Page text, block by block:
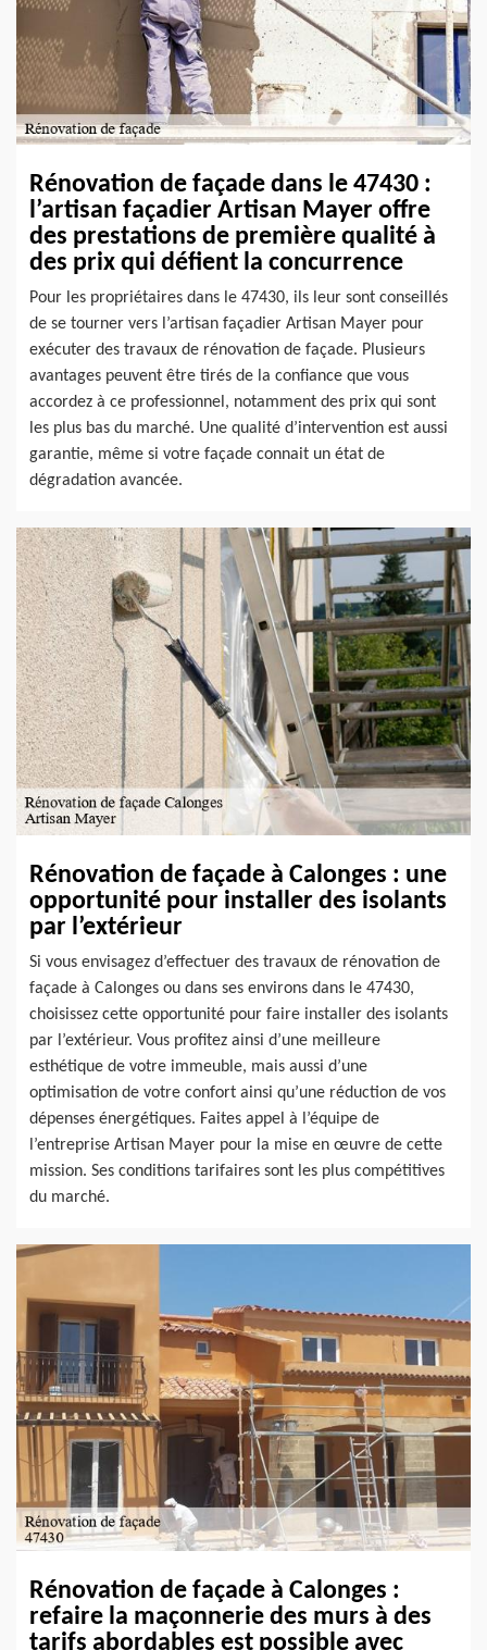
Rénovation de façade dans le 47430 :
l’artisan façadier Artisan Mayer offre
des prestations de première qualité à
des prix qui défient la concurrence
Pour les propriétaires dans le 47430, ils leur sont conseillés
de se tourner vers l’artisan façadier Artisan Mayer pour
exécuter des travaux de rénovation de façade. Plusieurs
avantages peuvent être tirés de la confiance que vous
accordez à ce professionnel, notamment des prix qui sont
les plus bas du marché. Une qualité d’intervention est aussi
garantie, même si votre façade connait un état de
dégradation avancée.
Rénovation de façade à Calonges : une
opportunité pour installer des isolants
par l’extérieur
Si vous envisagez d’effectuer des travaux de rénovation de
façade à Calonges ou dans ses environs dans le 47430,
choisissez cette opportunité pour faire installer des isolants
par l’extérieur. Vous profitez ainsi d’une meilleure
esthétique de votre immeuble, mais aussi d’une
optimisation de votre confort ainsi qu’une réduction de vos
dépenses énergétiques. Faites appel à l’équipe de
l’entreprise Artisan Mayer pour la mise en œuvre de cette
mission. Ses conditions tarifaires sont les plus compétitives
du marché.
Rénovation de façade à Calonges :
refaire la maçonnerie des murs à des
tarifs abordables est possible avec